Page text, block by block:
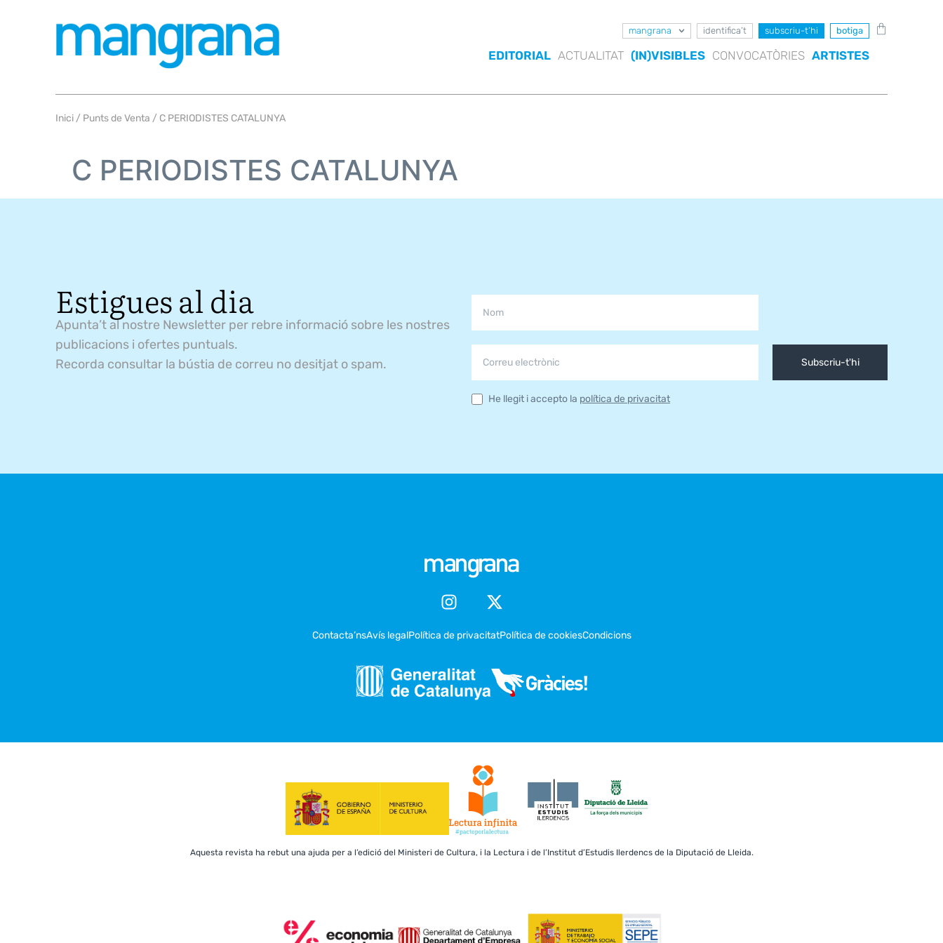
mangrana identifica’t subscriu-t’hi botiga
EDITORIAL ACTUALITAT (IN)VISIBLES CONVOCATÒRIES ARTISTES
Inici / Punts de Venta / C PERIODISTES CATALUNYA
C PERIODISTES CATALUNYA
Estigues al dia
Apunta’t al nostre Newsletter per rebre informació sobre les nostres
publicacions i ofertes puntuals.
Recorda consultar la bústia de correu no desitjat o spam.
Subscriu-t'hi
He llegit i accepto la política de privacitat
Contacta’nsAvís legalPolítica de privacitatPolítica de cookiesCondicions
Aquesta revista ha rebut una ajuda per a l’edició del Ministeri de Cultura, i la Lectura i de l’Institut d’Estudis Ilerdencs de la Diputació de Lleida.